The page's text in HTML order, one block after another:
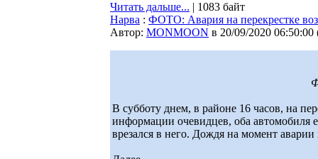
Читать дальше... | 1083 байт
Нарва : ФОТО: Авария на перекрестке
Автор: MONMOON в 20/09/2020 06:50:00
В субботу днем, в районе 16 часов, на
информации очевидцев, оба автомобиля
врезался в него. Дождя на момент